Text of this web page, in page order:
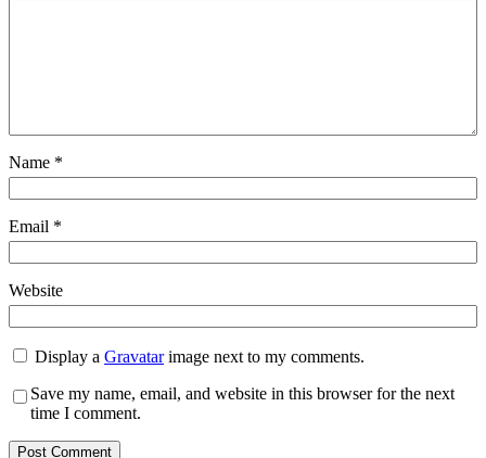
Name *
Email *
Website
Display aGravatarimage next to my comments.
Save my name, email, and website in this browser for the next
time I comment.